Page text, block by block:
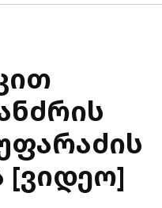
[ვიდეო]